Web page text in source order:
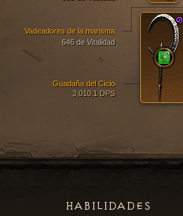
Vadeadores de la marisma
646 de Vitalidad
Guadaña del Ciclo
3,010.1 DPS
HABILIDADES